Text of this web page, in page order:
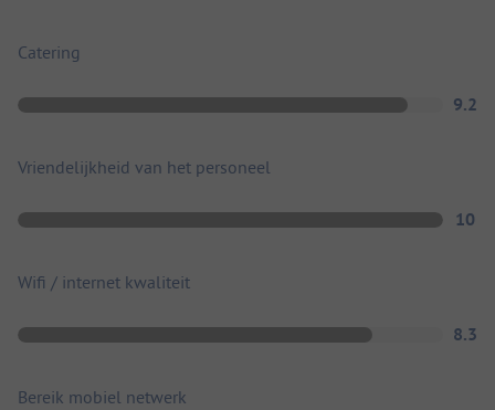
Catering
9.2
Vriendelijkheid van het personeel
10
Wifi / internet kwaliteit
8.3
Bereik mobiel netwerk